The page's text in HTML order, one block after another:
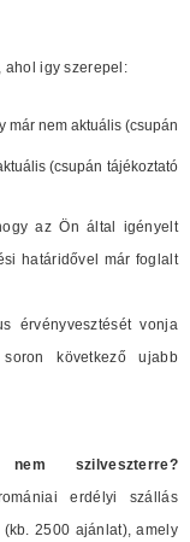
igy szerepel:
már nem aktuális (csupán
(csupán tájékoztató
az Ön által igényelt
határidővel már foglalt
érvényvesztését vonja
következő ujabb
szilveszterre?
erdélyi szállás
2500 ajánlat), amely